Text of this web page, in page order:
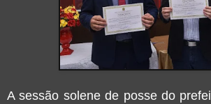
A sessão solene de posse do